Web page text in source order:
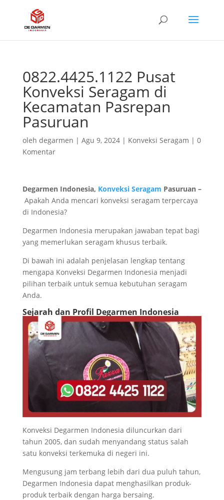
0822.4425.1122 Pusat
Konveksi Seragam di
Kecamatan Pasrepan
Pasuruan
oleh degarmen | Agu 9, 2024| Konveksi Seragam | 0
Komentar
Degarmen Indonesia, Konveksi Seragam Pasuruan –
Apakah Anda mencari konveksi seragam terpercaya
di Indonesia?
Degarmen Indonesia merupakan jawaban tepat bagi
yang memerlukan seragam khusus terbaik.
Di bawah ini adalah penjelasan lengkap tentang
mengapa Konveksi Degarmen Indonesia menjadi
pilihan terbaik untuk semua kebutuhan seragam
Anda.
Sejarah dan Profil Degarmen Indonesia
Konveksi Degarmen Indonesia diluncurkan dari
tahun 2005, dan sudah menyandang status salah
satu konveksi terkemuka di negeri ini.
Mengusung jam terbang lebih dari dua puluh tahun,
Degarmen Indonesia dapat menghasilkan produk-
produk terbaik dengan harga bersaing.